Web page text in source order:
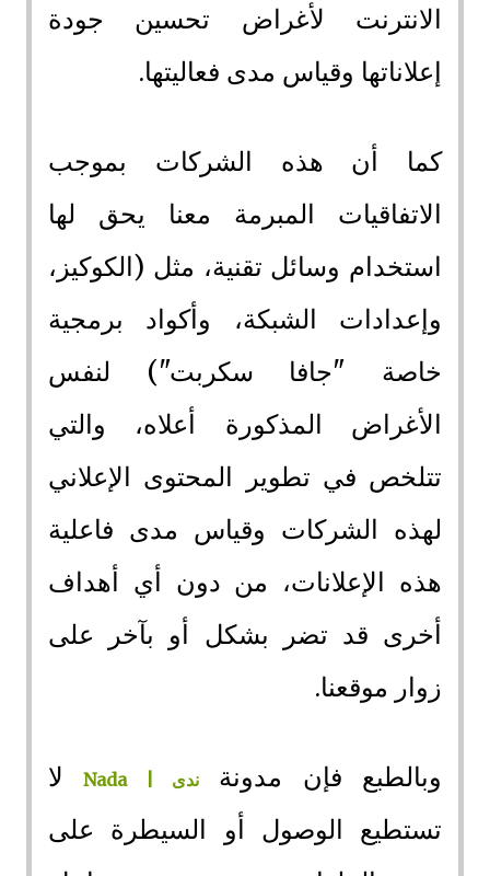
الانترنت لأغراض تحسين جودة
إعلاناتها وقياس مدى فعاليتها.
كما أن هذه الشركات بموجب
الاتفاقيات المبرمة معنا يحق لها
استخدام وسائل تقنية، مثل (الكوكيز،
وإعدادات الشبكة، وأكواد برمجية
خاصة "جافا سكربت") لنفس
الأغراض المذكورة أعلاه، والتي
تتلخص في تطوير المحتوى الإعلاني
لهذه الشركات وقياس مدى فاعلية
هذه الإعلانات، من دون أي أهداف
أخرى قد تضر بشكل أو بآخر على
زوار موقعنا.
وبالطبع فإن مدونة ندى | Nada
لا
تستطيع الوصول أو السيطرة على